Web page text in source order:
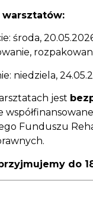
warsztatów:
środa,
niedziela,
jest
Funduszu
do